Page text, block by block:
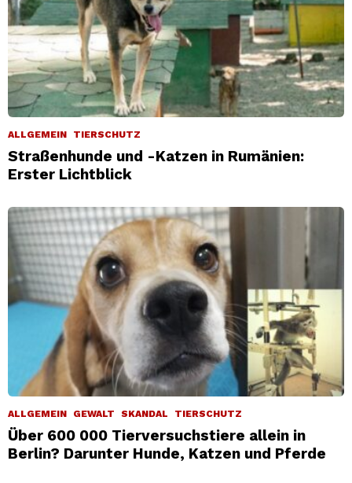
ALLGEMEIN TIERSCHUTZ
Straßenhunde und -Katzen in Rumänien:
Erster Lichtblick
ALLGEMEIN GEWALT SKANDAL TIERSCHUTZ
Über 600 000 Tierversuchstiere allein in
Berlin? Darunter Hunde, Katzen und Pferde